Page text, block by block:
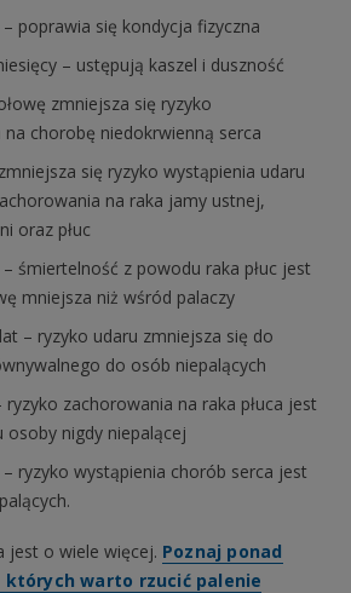
poprawia się kondycja fizyczna
– ustępują kaszel i duszność
zmniejsza się ryzyko
chorobę niedokrwienną serca
się ryzyko wystąpienia udaru
na raka jamy ustnej,
oraz płuc
śmiertelność z powodu raka płuc jest
mniejsza niż wśród palaczy
– ryzyko udaru zmniejsza się do
do osób niepalących
ryzyko zachorowania na raka płuca jest
osoby nigdy niepalącej
ryzyko wystąpienia chorób serca jest
jest o wiele więcej. Poznaj ponad
których warto rzucić palenie